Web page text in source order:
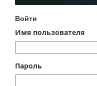
Войти
Имя пользователя
Пароль